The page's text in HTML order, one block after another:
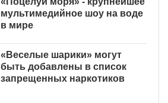
мультимедийное шоу на воде
в мире
«Веселые шарики» могут
быть добавлены в список
запрещенных наркотиков